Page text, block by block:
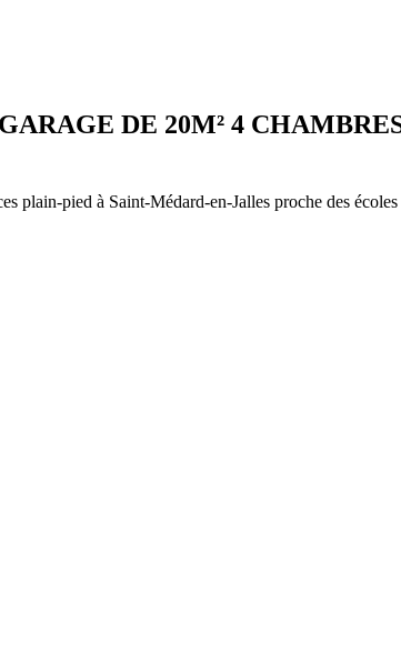
DE 20M² 4
plain-pied à Saint-Médard-en-Jalles proche des